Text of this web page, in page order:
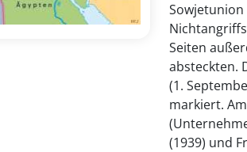
Seiten
absteckten.
(1.
markiert.
(1939) und